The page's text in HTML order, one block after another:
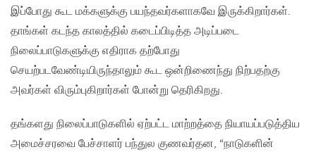
இப்போது கூட மக்களுக்கு பயந்தவர்களாகவே இருக்கிறார்கள்.
தாங்கள் கடந்த காலத்தில் கடைப்பிடித்த அடிப்படை
நிலைப்பாடுகளுக்கு எதிராக தற்போது
செயற்படவேண்டியிருந்தாலும் கூட ஒன்றிணைந்து நிற்பதற்கு
அவர்கள் விரும்புகிறார்கள் போன்று தெரிகிறது.
தங்களது நிலைப்பாடுகளில் ஏற்பட்ட மாற்றத்தை நியாயப்படுத்திய
அமைச்சரவை பேச்சாளர் பந்துல குணவர்தன, “நாடுகளின்